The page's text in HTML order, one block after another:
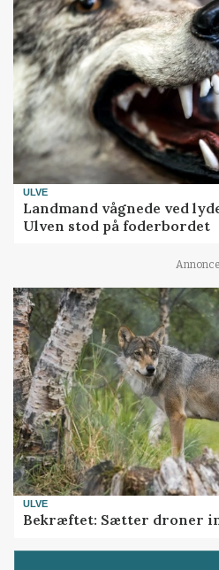
ULVE
Landmand vågnede ved
Ulven stod på foderbordet
Annonce
ULVE
Bekræftet: Sætter droner